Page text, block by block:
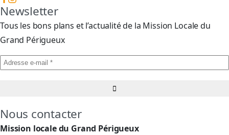
Newsletter
Tous les bons plans et l’actualité de la Mission Locale du
Grand Périgueux
Nous contacter
Mission locale du Grand Périgueux